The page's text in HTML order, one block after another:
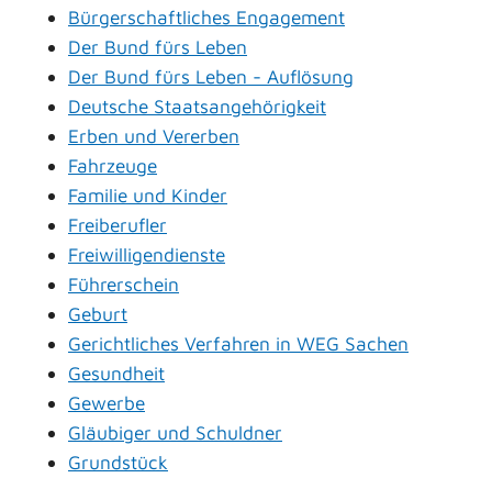
Bürgerschaftliches Engagement
Der Bund fürs Leben
Der Bund fürs Leben - Auflösung
Deutsche Staatsangehörigkeit
Erben und Vererben
Fahrzeuge
Familie und Kinder
Freiberufler
Freiwilligendienste
Führerschein
Geburt
Gerichtliches Verfahren in WEG Sachen
Gesundheit
Gewerbe
Gläubiger und Schuldner
Grundstück